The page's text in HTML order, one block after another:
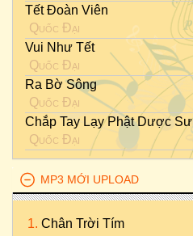
Tết Đoàn Viên
Quốc Đại
Vui Như Tết
Quốc Đại
Ra Bờ Sông
Quốc Đại
Chắp Tay Lạy Phật Dược Sư
Quốc Đại
MP3 MỚI UPLOAD
Chân Trời Tím